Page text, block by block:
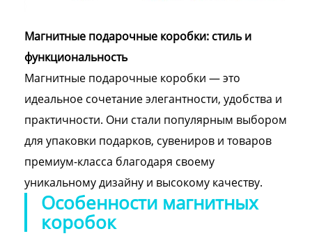
Магнитные подарочные коробки: стиль и
функциональность
Магнитные подарочные коробки — это
идеальное сочетание элегантности, удобства и
практичности. Они стали популярным выбором
для упаковки подарков, сувениров и товаров
премиум-класса благодаря своему
уникальному дизайну и высокому качеству.
Особенности магнитных
коробок